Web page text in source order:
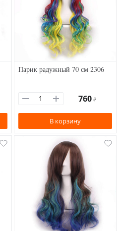
Парик радужный 70 см 2306
760 ₽
В корзину